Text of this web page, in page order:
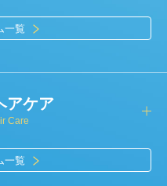
一覧
アケア
Care
一覧